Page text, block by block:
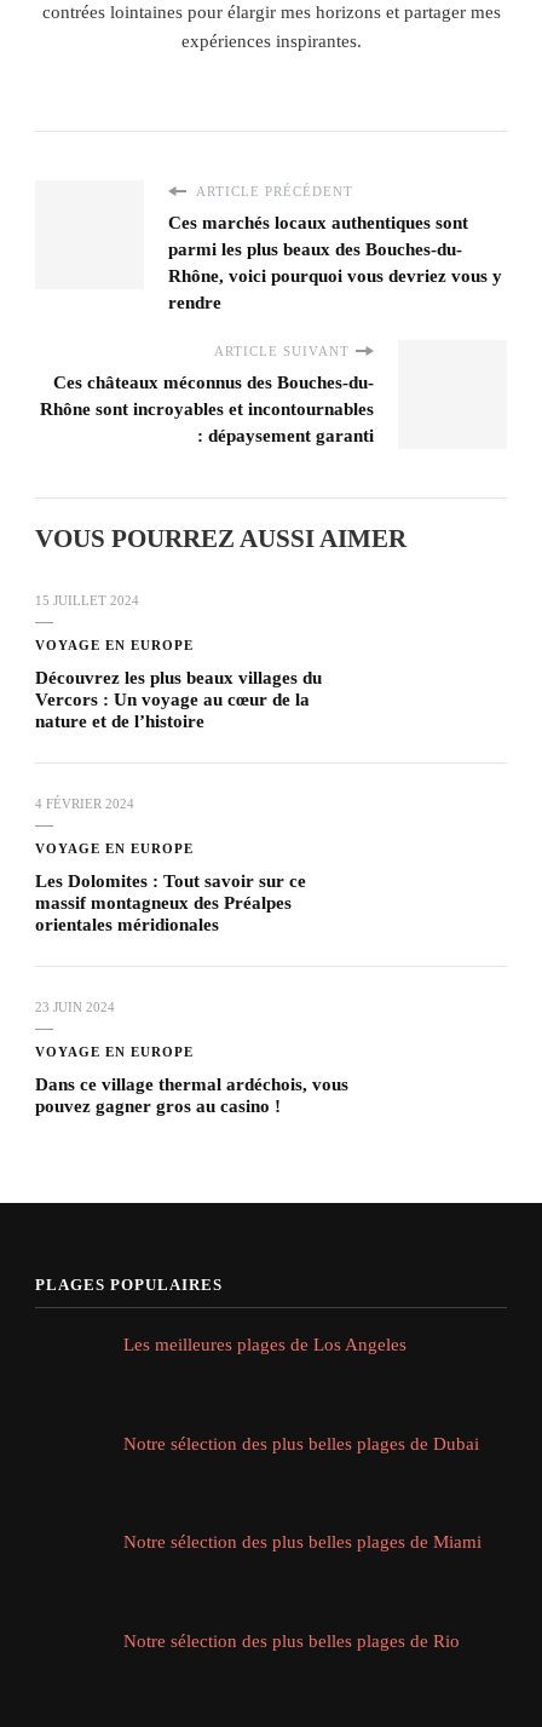
contrées lointaines pour élargir mes horizons et partager mes
expériences inspirantes.
ARTICLE PRÉCÉDENT
Ces marchés locaux authentiques sont
parmi les plus beaux des Bouches-du-
Rhône, voici pourquoi vous devriez vous y
rendre
ARTICLE SUIVANT
Ces châteaux méconnus des Bouches-du-
Rhône sont incroyables et incontournables
: dépaysement garanti
VOUS POURREZ AUSSI AIMER
15 JUILLET 2024
VOYAGE EN EUROPE
Découvrez les plus beaux villages du
Vercors : Un voyage au cœur de la
nature et de l’histoire
4 FÉVRIER 2024
VOYAGE EN EUROPE
Les Dolomites : Tout savoir sur ce
massif montagneux des Préalpes
orientales méridionales
23 JUIN 2024
VOYAGE EN EUROPE
Dans ce village thermal ardéchois, vous
pouvez gagner gros au casino !
PLAGES POPULAIRES
Les meilleures plages de Los Angeles
Notre sélection des plus belles plages de Dubai
Notre sélection des plus belles plages de Miami
Notre sélection des plus belles plages de Rio